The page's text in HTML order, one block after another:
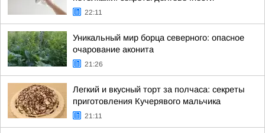
22:11
Уникальный мир борца северного: опасное
очарование аконита
21:26
Легкий и вкусный торт за полчаса: секреты
приготовления Кучерявого мальчика
21:11